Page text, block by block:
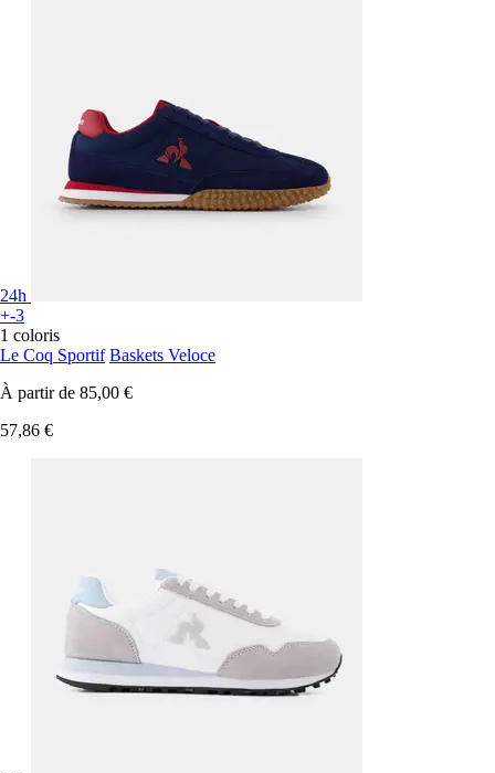
24h
+-3
1 coloris
Le Coq Sportif Baskets Veloce
À partir de 85,00 €
57,86 €